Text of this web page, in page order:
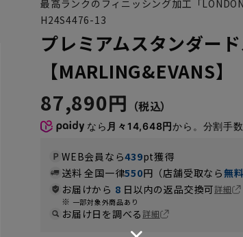
最高ランクのフィニッシング加工「LONDON
H24S4476-13
プレミアムスタンダー
【MARLING&EVANS
87,890円
なら 月々14,648円から。分割手
WEB会員なら439pt獲得
送料 全国一律550円（店舗受取なら無
お届けから 8 日以内の返品交換可詳細
一部対象外商品あり
お届け日を調べる詳細